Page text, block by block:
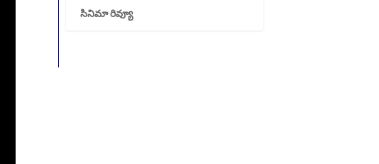
సినిమా రివ్యూ